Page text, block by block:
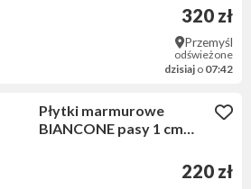
320 zł
Przemyśl
odświeżone
dzisiaj o 07:42
Płytki marmurowe
BIANCONE pasy 1 cm
220 zł